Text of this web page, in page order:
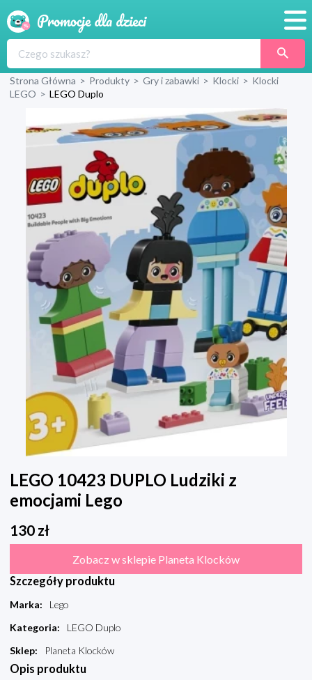
Produkty
Sklepy
Wyprawka
Strona Główna > Produkty > Gry i zabawki > Klocki > Klocki
LEGO > LEGO Duplo
LEGO 10423 DUPLO Ludziki z
emocjami Lego
130 zł
Zobacz w sklepie Planeta Klocków
Szczegóły produktu
Marka:
Lego
Kategoria:
LEGO Duplo
Sklep: Planeta Klocków
Opis produktu